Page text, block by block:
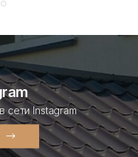
сети Instagram